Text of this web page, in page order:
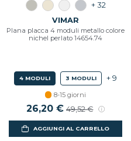
+ 32
VIMAR
Plana placca 4 moduli metallo colore
nichel perlato 14654.74
4 MODULI 3 MODULI + 9
8-15 giorni
26,20 € 49,52 €
AGGIUNGI AL CARRELLO